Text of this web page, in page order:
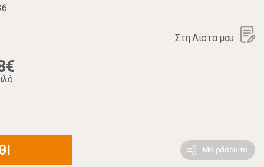
Στη Λίστα μου
Μοιράσου το